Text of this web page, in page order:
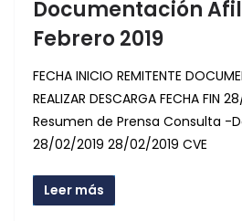
Documentación
Febrero 2019
FECHA INICIO REMITENTE
REALIZAR DESCARGA FECHA FIN
Resumen de Prensa Consulta -
28/02/2019 28/02/2019 CVE
Leer más